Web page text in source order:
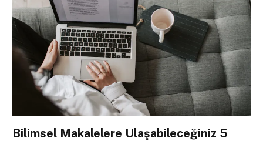
Bilimsel Makalelere Ulaşabileceğiniz 5